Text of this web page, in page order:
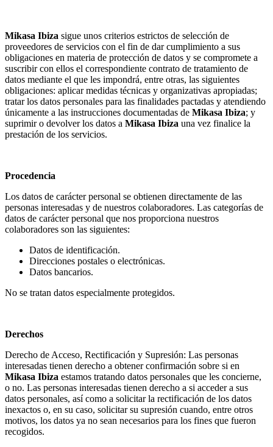
Mikasa Ibiza sigue unos criterios estrictos de selección de
proveedores de servicios con el fin de dar cumplimiento a sus
obligaciones en materia de protección de datos y se compromete a
suscribir con ellos el correspondiente contrato de tratamiento de
datos mediante el que les impondrá, entre otras, las siguientes
obligaciones: aplicar medidas técnicas y organizativas apropiadas;
tratar los datos personales para las finalidades pactadas y atendiendo
únicamente a las instrucciones documentadas de Mikasa Ibiza; y
suprimir o devolver los datos a Mikasa Ibiza una vez finalice la
prestación de los servicios.
Procedencia
Los datos de carácter personal se obtienen directamente de las
personas interesadas y de nuestros colaboradores. Las categorías de
datos de carácter personal que nos proporciona nuestros
colaboradores son las siguientes:
Datos de identificación.
Direcciones postales o electrónicas.
Datos bancarios.
No se tratan datos especialmente protegidos.
Derechos
Derecho de Acceso, Rectificación y Supresión: Las personas
interesadas tienen derecho a obtener confirmación sobre si en
Mikasa Ibiza estamos tratando datos personales que les concierne,
o no. Las personas interesadas tienen derecho a si acceder a sus
datos personales, así como a solicitar la rectificación de los datos
inexactos o, en su caso, solicitar su supresión cuando, entre otros
motivos, los datos ya no sean necesarios para los fines que fueron
recogidos.